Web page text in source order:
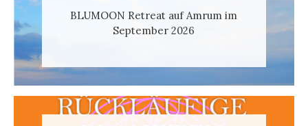
BLUMOON Retreat auf Amrum im
September 2026